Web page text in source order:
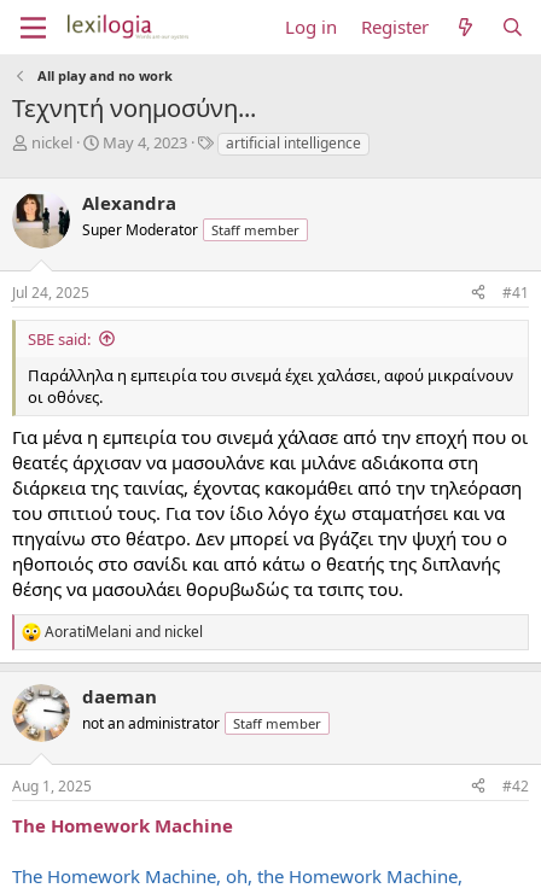
Log in Register
All play and no work
Τεχνητή νοημοσύνη...
T
e
a
d
s
t
a
r
e
r
nickel
S
r
t
a
e
May 4, 2023
Tartificial intelligence
Alexandra
Super Moderator Staff member
Jul 24, 2025 #41
SBE said:
Παράλληλα η εμπειρία του σινεμά έχει χαλάσει, αφού μικραίνουν
οι οθόνες.
Για μένα η εμπειρία του σινεμά χάλασε από την εποχή που οι
θεατές άρχισαν να μασουλάνε και μιλάνε αδιάκοπα στη
διάρκεια της ταινίας, έχοντας κακομάθει από την τηλεόραση
του σπιτιού τους. Για τον ίδιο λόγο έχω σταματήσει και να
πηγαίνω στο θέατρο. Δεν μπορεί να βγάζει την ψυχή του ο
ηθοποιός στο σανίδι και από κάτω ο θεατής της διπλανής
θέσης να μασουλάει θορυβωδώς τα τσιπς του.
R
e
c
t
i
s
AoratiMelani and nickel
daeman
not an administrator Staff member
Aug 1, 2025 #42
The Homework Machine
The Homework Machine, oh, the Homework Machine,